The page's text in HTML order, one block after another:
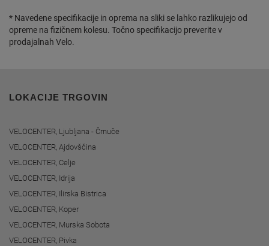
* Navedene specifikacije in oprema na sliki se lahko razlikujejo od
opreme na fizičnem kolesu. Točno specifikacijo preverite v
prodajalnah Velo.
LOKACIJE TRGOVIN
VELOCENTER, Ljubljana - Črnuče
VELOCENTER, Ajdovščina
VELOCENTER, Celje
VELOCENTER, Idrija
VELOCENTER, Ilirska Bistrica
VELOCENTER, Koper
VELOCENTER, Murska Sobota
VELOCENTER, Pivka